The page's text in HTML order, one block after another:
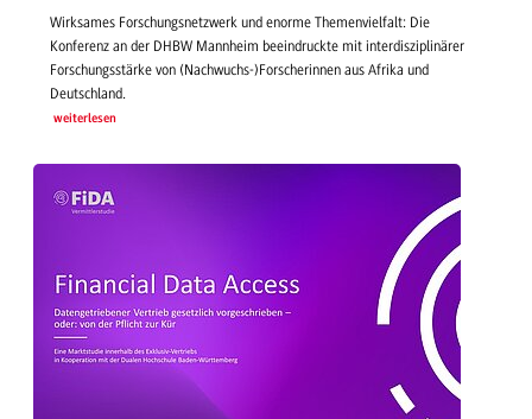
Wirksames Forschungsnetzwerk und enorme Themenvielfalt: Die
Konferenz an der DHBW Mannheim beeindruckte mit interdisziplinärer
Forschungsstärke von (Nachwuchs-)Forscherinnen aus Afrika und
Deutschland.
weiterlesen